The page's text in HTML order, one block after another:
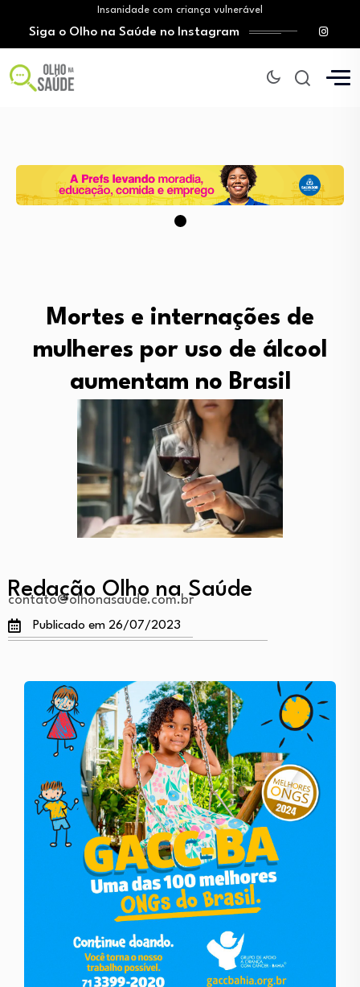
Insanidade com criança vulnerável
Vício em apostas: SUS amplia atendimento e…
Tratamento do câncer de mama e a…
O Monte Tabor entrega à Bahia um…
Mitos sobre a testosterona colocam em risco…
Siga o Olho na Saúde no Instagram
Mortes e internações de
mulheres por uso de álcool
aumentam no Brasil
Redação Olho na Saúde
contato@olhonasaude.com.br
Publicado em 26/07/2023